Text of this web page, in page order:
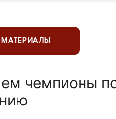
МАТЕРИАЛЫ
чемпионы